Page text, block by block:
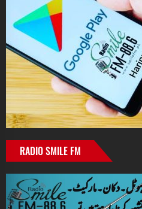
RADIO SMILE FM